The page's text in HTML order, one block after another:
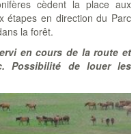
cèdent la place aux
étapes en direction du Parc
la forêt.
en cours de la route et
Possibilité de louer les